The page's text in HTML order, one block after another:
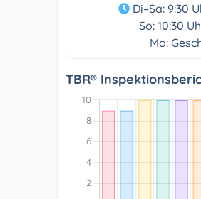
Di–Sa: 9:30
So: 10:30
Mo:
TBR®